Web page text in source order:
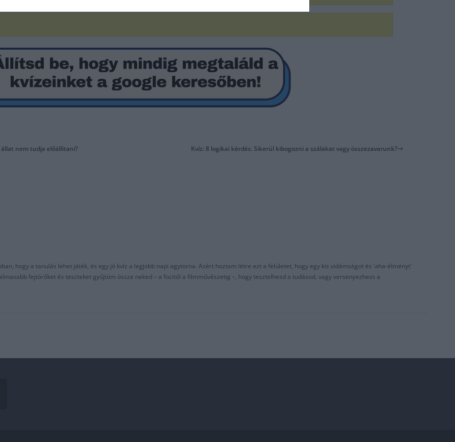
nem tudja előállítani? Kvíz: 8 logikai kérdés. Sikerül kibogozni a szálakat vagy összezavarunk?
hogy a tanulás lehet játék, és egy jó kvíz a legjobb napi agytorna. Azért hoztam létre ezt a felületet, hogy egy kis vidámságot és 'aha-élményt'
fejtörőket és teszteket gyűjtöm össze neked – a focitól a filmművészetig –, hogy tesztelhesd a tudásod, vagy versenyezhess a